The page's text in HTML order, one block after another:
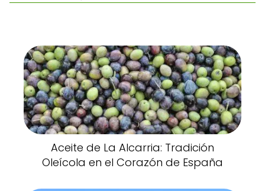
Aceite de La Alcarria: Tradición
Oleícola en el Corazón de España